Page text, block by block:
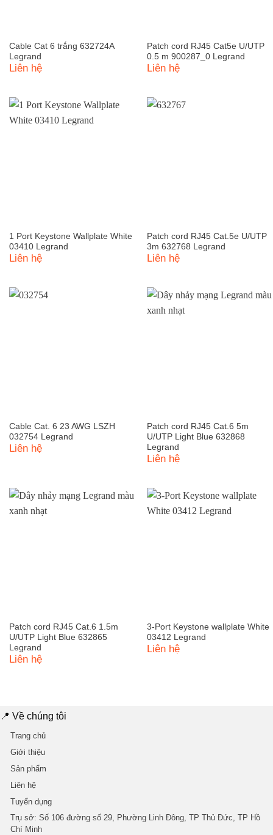
Cable Cat 6 trắng 632724A
Legrand
Liên hệ
Patch cord RJ45 Cat5e U/UTP
0.5 m 900287_0 Legrand
Liên hệ
1 Port Keystone Wallplate White
03410 Legrand
Liên hệ
Patch cord RJ45 Cat.5e U/UTP
3m 632768 Legrand
Liên hệ
Cable Cat. 6 23 AWG LSZH
032754 Legrand
Liên hệ
Patch cord RJ45 Cat.6 5m
U/UTP Light Blue 632868
Legrand
Liên hệ
Patch cord RJ45 Cat.6 1.5m
U/UTP Light Blue 632865
Legrand
Liên hệ
3-Port Keystone wallplate White
03412 Legrand
Liên hệ
📍 Về chúng tôi
Trang chủ
Giới thiệu
Sản phẩm
Liên hệ
Tuyển dụng
Trụ sở: Số 106 đường số 29, Phường Linh Đông, TP Thủ Đức, TP Hồ
Chí Minh